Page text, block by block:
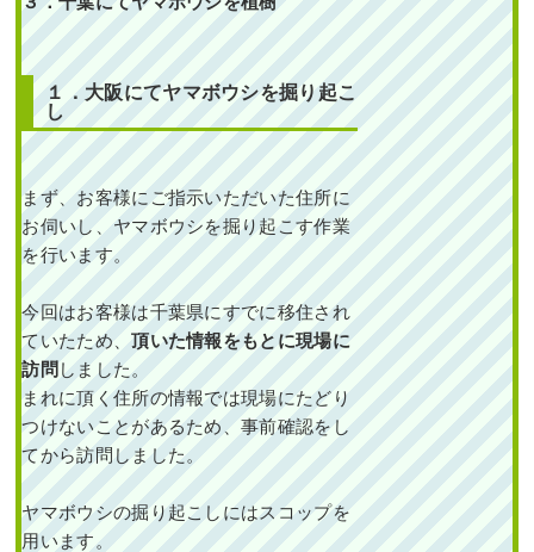
１．大阪にてヤマボウシを掘り起こ
し
まず、お客様にご指示いただいた住所に
お伺いし、ヤマボウシを掘り起こす作業
を行います。
今回はお客様は千葉県にすでに移住され
ていたため、頂いた情報をもとに現場に
訪問 しました。
まれに頂く住所の情報では現場にたどり
つけないことがあるため、事前確認をし
てから訪問しました。
ヤマボウシの掘り起こしにはスコップを
用います。